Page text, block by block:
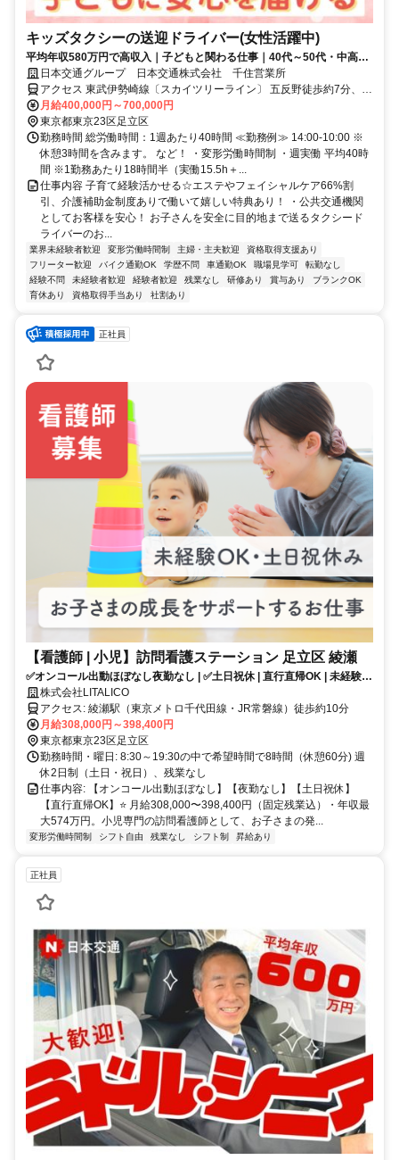
キッズタクシーの送迎ドライバー(女性活躍中)
平均年収580万円で高収入｜子どもと関わる仕事｜40代～50代・中高
年・ミドルシニア活躍｜業界No1
日本交通グループ 日本交通株式会社 千住営業所
アクセス 東武伊勢崎線〔スカイツリーライン〕 五反野徒歩約7分、東
武伊勢崎線〔スカイツリーライン〕 小菅徒歩約9分、ＪＲ常磐線 綾瀬
西口徒歩約15分 ※車・バイク・自転車通勤ＯＫ
月給400,000円～700,000円
東京都東京23区足立区
勤務時間 総労働時間：1週あたり40時間 ≪勤務例≫ 14:00-10:00 ※
休憩3時間を含みます。 など！ ・変形労働時間制 ・週実働 平均40時
間 ※1勤務あたり18時間半（実働15.5h＋...
仕事内容 子育て経験活かせる☆エステやフェイシャルケア66%割
引、介護補助金制度ありで働いて嬉しい特典あり！ ・公共交通機関
としてお客様を安心！ お子さんを安全に目的地まで送るタクシード
ライバーのお...
業界未経験者歓迎 変形労働時間制 主婦・主夫歓迎
資格取得支援あり
フリーター歓迎
バイク通勤OK 学歴不問 車通勤OK 職場見学可
転勤なし
経験不問
未経験者歓迎 経験者歓迎 残業なし 研修あり 賞与あり
ブランクOK
育休あり
資格取得手当あり 社割あり
正社員
【看護師 | 小児】訪問看護ステーション 足立区 綾瀬
✅オンコール出動ほぼなし夜勤なし | ✅土日祝休 | 直行直帰OK | 未経験
OK | お子さまの成長をサポートするお仕事✨
株式会社LITALICO
アクセス: 綾瀬駅（東京メトロ千代田線・JR常磐線）徒歩約10分
月給308,000円～398,400円
東京都東京23区足立区
勤務時間・曜日: 8:30～19:30の中で希望時間で8時間（休憩60分) 週
休2日制（土日・祝日）、残業なし
仕事内容: 【オンコール出動ほぼなし】【夜勤なし】【土日祝休】
【直行直帰OK】⭐️ 月給308,000〜398,400円（固定残業込）・年収最
大574万円。小児専門の訪問看護師として、お子さまの発...
変形労働時間制 シフト自由 残業なし シフト制 昇給あり
正社員